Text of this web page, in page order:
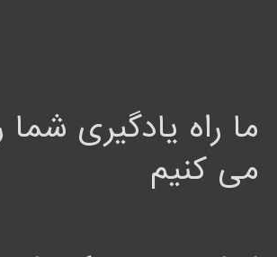
ما راه یادگیری شما
می کنیم